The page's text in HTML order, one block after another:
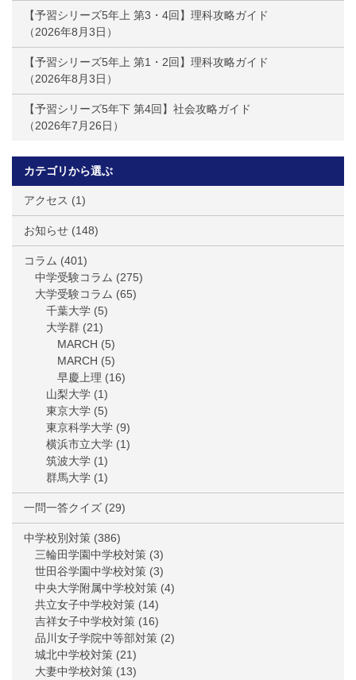
【予習シリーズ5年上 第3・4回】理科攻略ガイド
2026年8月3日
【予習シリーズ5年上 第1・2回】理科攻略ガイド
2026年8月3日
【予習シリーズ5年下 第4回】社会攻略ガイド
2026年7月26日
カテゴリから選ぶ
アクセス (1)
お知らせ (148)
コラム (401)
中学受験コラム (275)
大学受験コラム (65)
千葉大学 (5)
大学群 (21)
MARCH (5)
MARCH (5)
早慶上理 (16)
山梨大学 (1)
東京大学 (5)
東京科学大学 (9)
横浜市立大学 (1)
筑波大学 (1)
群馬大学 (1)
一問一答クイズ (29)
中学校別対策 (386)
三輪田学園中学校対策 (3)
世田谷学園中学校対策 (3)
中央大学附属中学校対策 (4)
共立女子中学校対策 (14)
吉祥女子中学校対策 (16)
品川女子学院中等部対策 (2)
城北中学校対策 (21)
大妻中学校対策 (13)